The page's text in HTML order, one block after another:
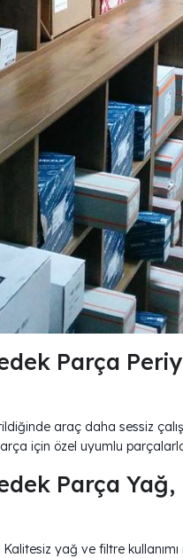
Parça
araç daha sessiz
için özel uyumlu
Parça
yağ ve filtre